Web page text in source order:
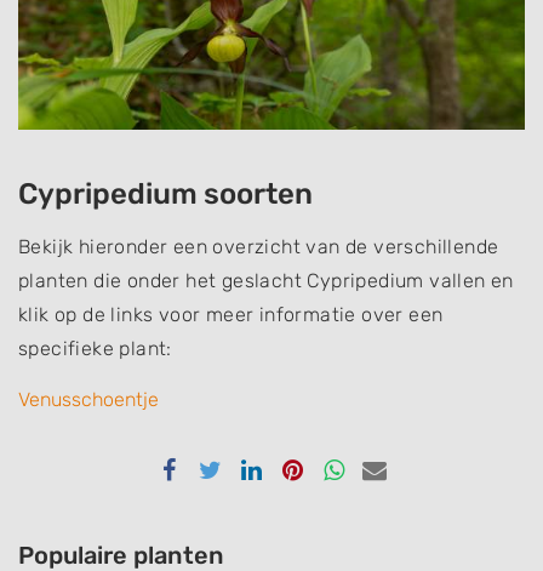
Cypripedium soorten
Bekijk hieronder een overzicht van de verschillende
planten die onder het geslacht Cypripedium vallen en
klik op de links voor meer informatie over een
specifieke plant:
Venusschoentje
DelenDelenDelenDelenDelenDelen
Populaire planten